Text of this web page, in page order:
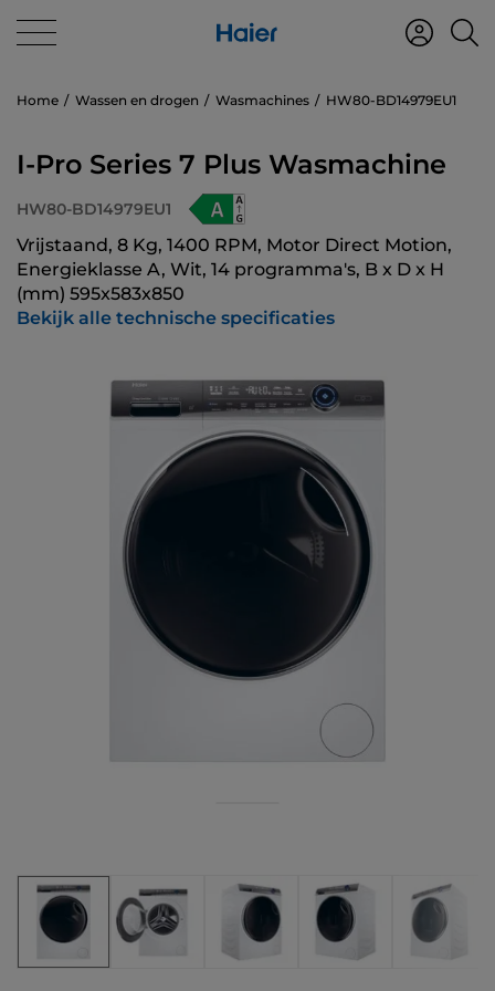
Home Wassen en drogen Wasmachines HW80-BD14979EU1
I-Pro Series 7 Plus Wasmachine
HW80-BD14979EU1
Vrijstaand, 8 Kg, 1400 RPM, Motor Direct Motion,
Energieklasse A, Wit, 14 programma's, B x D x H
(mm) 595x583x850
Bekijk alle technische specificaties